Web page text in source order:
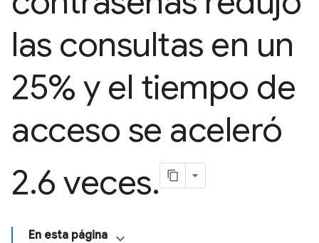
las consultas en un
25% y el tiempo de
acceso se aceleró
2.6 veces.
En esta página